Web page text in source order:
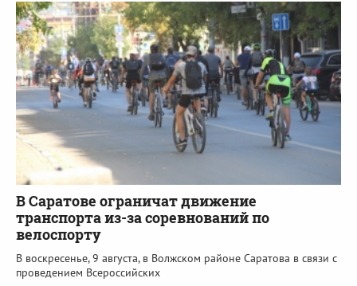
В Саратове ограничат движение
транспорта из-за соревнований по
велоспорту
В воскресенье, 9 августа, в Волжском районе Саратова в связи с
проведением Всероссийских